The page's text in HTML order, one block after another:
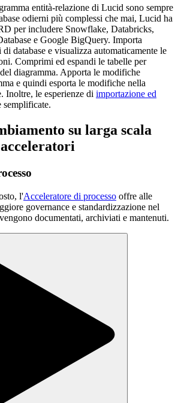
entità-relazione di Lucid sono sempre
odierni più complessi che mai, Lucid ha
per includere Snowflake, Databricks,
e Google BigQuery. Importa
database e visualizza automaticamente le
Comprimi ed espandi le tabelle per
diagramma. Apporta le modifiche
e quindi esporta le modifiche nella
Inoltre, le esperienze di importazione ed
semplificate.
su larga scala
l'Acceleratore di processo offre alle
governance e standardizzazione nel
documentati, archiviati e mantenuti.